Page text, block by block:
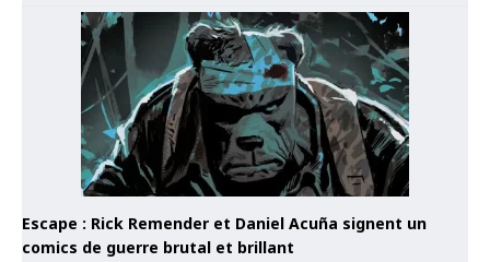
Escape : Rick Remender et Daniel Acuña signent un
comics de guerre brutal et brillant